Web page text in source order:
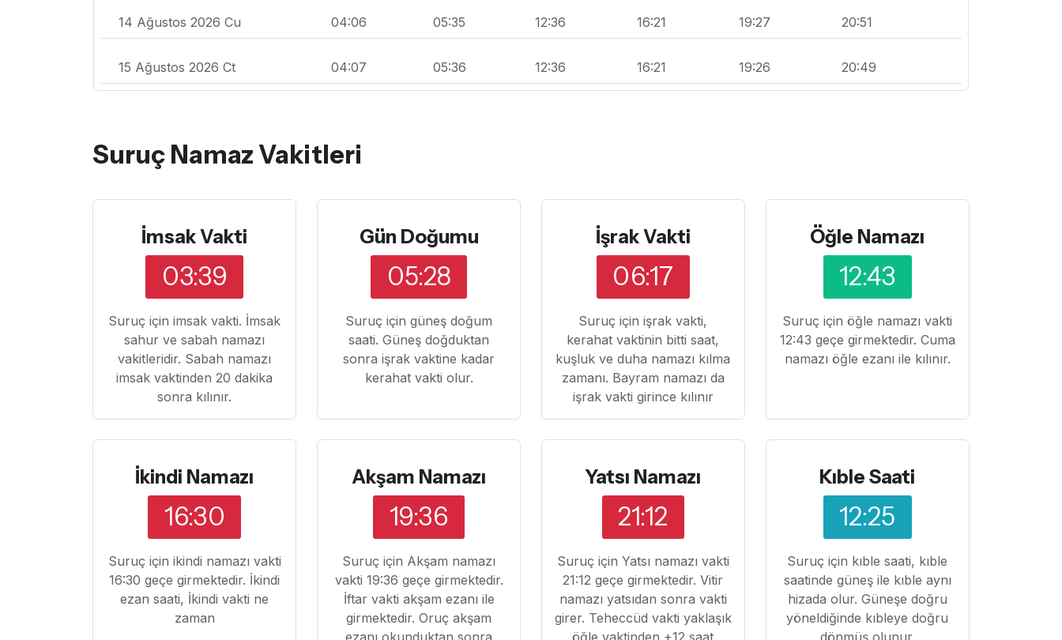
14 Ağustos 2026 Cu 04:06 05:35 12:36 16:21 19:27 20:51
15 Ağustos 2026 Ct 04:07 05:36 12:36 16:21 19:26 20:49
Suruç Namaz Vakitleri
İmsak Vakti
03:39
Suruç için imsak vakti. İmsak
sahur ve sabah namazı
vakitleridir. Sabah namazı
imsak vaktinden 20 dakika
sonra kılınır.
Gün Doğumu
05:28
Suruç için güneş doğum
saati. Güneş doğduktan
sonra işrak vaktine kadar
kerahat vakti olur.
İşrak Vakti
06:17
Suruç için işrak vakti,
kerahat vaktinin bitti saat,
kuşluk ve duha namazı kılma
zamanı. Bayram namazı da
işrak vakti girince kılınır
Öğle Namazı
12:43
Suruç için öğle namazı vakti
12:43 geçe girmektedir. Cuma
namazı öğle ezanı ile kılınır.
İkindi Namazı
16:30
Suruç için ikindi namazı vakti
16:30 geçe girmektedir. İkindi
ezan saati, İkindi vakti ne
zaman
Akşam Namazı
19:36
Suruç için Akşam namazı
vakti 19:36 geçe girmektedir.
İftar vakti akşam ezanı ile
girmektedir. Oruç akşam
ezanı okunduktan sonra
Yatsı Namazı
21:12
Suruç için Yatsı namazı vakti
21:12 geçe girmektedir. Vitir
namazı yatsıdan sonra vakti
girer. Teheccüd vakti yaklaşık
öğle vaktinden +12 saat
Kıble Saati
12:25
Suruç için kıble saati, kıble
saatinde güneş ile kıble aynı
hizada olur. Güneşe doğru
yöneldiğinde kıbleye doğru
dönmüş olunur.